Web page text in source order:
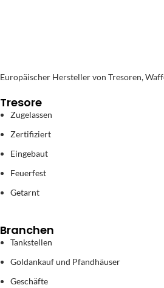
Europäischer Hersteller von Tresoren,
Tresore
Zugelassen
Zertifiziert
Eingebaut
Feuerfest
Getarnt
Branchen
Tankstellen
Goldankauf und Pfandhäuser
Geschäfte